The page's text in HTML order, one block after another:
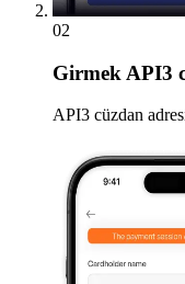
02
Girmek API3
API3 cüzdan